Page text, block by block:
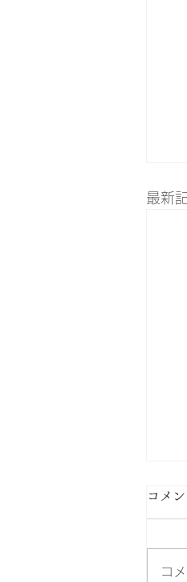
最新
コメン
コ